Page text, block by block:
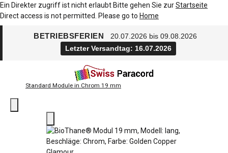
Ein Direkter zugriff ist nicht erlaubt Bitte gehen Sie zurStartseite
Direct access is not permitted. Please go to Home
BETRIEBSFERIEN
20.07.2026 bis 09.08.2026
Letzter Versandtag: 16.07.2026
Standard Module in Chrom 19 mm